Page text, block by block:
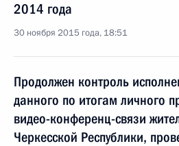
2014 года
30 ноября 2015 года, 18:51
Продолжен контроль
данного по итогам личного
видео-конференц-связи
Черкесской Республики,